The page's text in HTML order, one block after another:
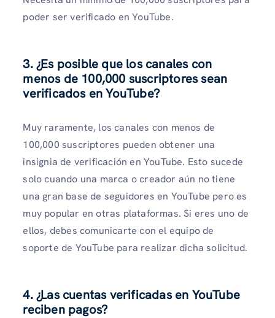
poder ser verificado en YouTube.
3. ¿Es posible que los canales con
menos de 100,000 suscriptores sean
verificados en YouTube?
Muy raramente, los canales con menos de
100,000 suscriptores pueden obtener una
insignia de verificación en YouTube. Esto sucede
solo cuando una marca o creador aún no tiene
una gran base de seguidores en YouTube pero es
muy popular en otras plataformas. Si eres uno de
ellos, debes comunicarte con el equipo de
soporte de YouTube para realizar dicha solicitud.
4. ¿Las cuentas verificadas en YouTube
reciben pagos?